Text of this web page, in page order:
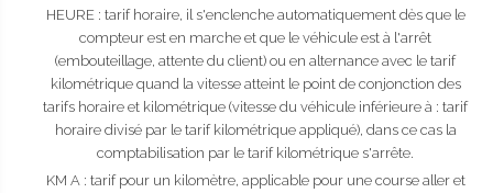
HEURE : tarif horaire, il s'enclenche automatiquement dès que le
compteur est en marche et que le véhicule est à l'arrêt
(embouteillage, attente du client) ou en alternance avec le tarif
kilométrique quand la vitesse atteint le point de conjonction des
tarifs horaire et kilométrique (vitesse du véhicule inférieure à : tarif
horaire divisé par le tarif kilométrique appliqué), dans ce cas la
comptabilisation par le tarif kilométrique s'arrête.
KM A : tarif pour un kilomètre, applicable pour une course aller et